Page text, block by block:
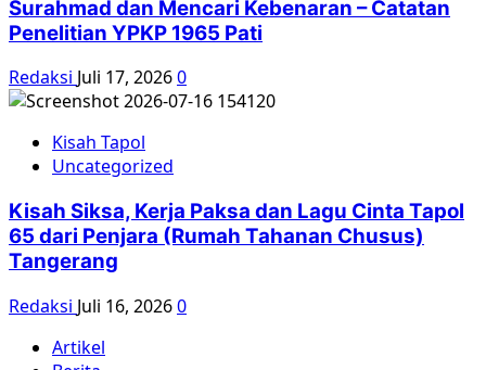
Surahmad dan Mencari Kebenaran – Catatan
Penelitian YPKP 1965 Pati
Redaksi Juli 17, 20260
Kisah Tapol
Uncategorized
Kisah Siksa, Kerja Paksa dan Lagu Cinta Tapol
65 dari Penjara (Rumah Tahanan Chusus)
Tangerang
Redaksi Juli 16, 20260
Artikel